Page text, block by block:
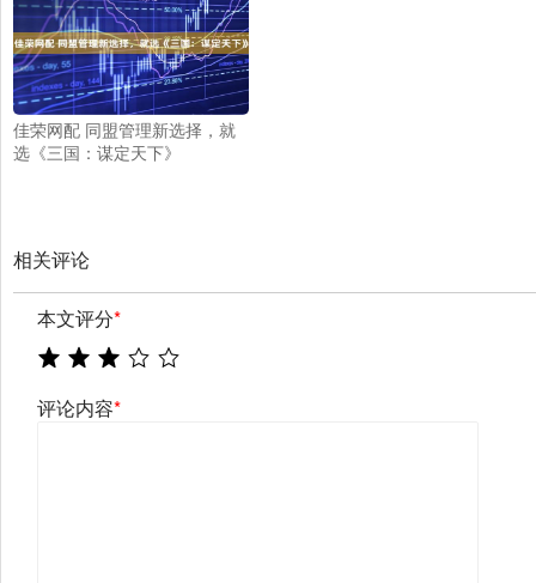
佳荣网配 同盟管理新选择，就
选《三国：谋定天下》
相关评论
本文评分*
评论内容*